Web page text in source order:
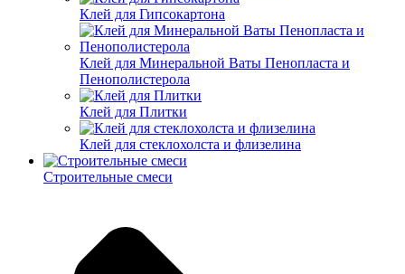
Клей для Гипсокартона
Клей для Минеральной Ваты Пенопласта и
Пенополистерола
Клей для Плитки
Клей для стеклохолста и флизелина
Строительные смеси